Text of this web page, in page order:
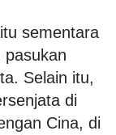
sementara
pasukan
Selain itu,
di
Cina, di